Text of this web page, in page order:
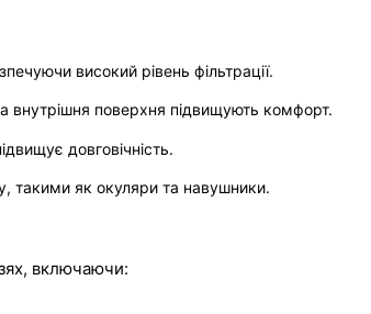
високий рівень фільтрації.
внутрішня поверхня підвищують комфорт.
довговічність.
такими як окуляри та навушники.
включаючи: